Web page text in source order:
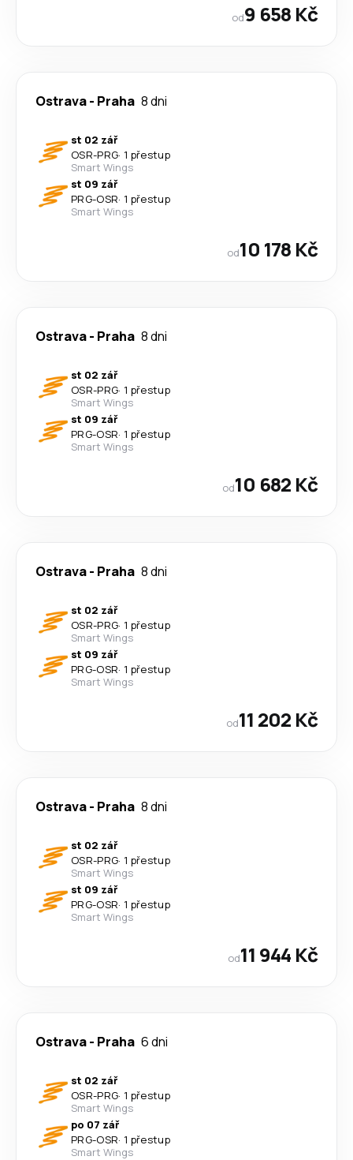
od9 658 Kč
Ostrava- Praha 8 dni
st 02 zář
OSR-PRG· 1 přestup
Smart Wings
st 09 zář
PRG-OSR· 1 přestup
Smart Wings
od10 178 Kč
Ostrava- Praha 8 dni
st 02 zář
OSR-PRG· 1 přestup
Smart Wings
st 09 zář
PRG-OSR· 1 přestup
Smart Wings
od10 682 Kč
Ostrava- Praha 8 dni
st 02 zář
OSR-PRG· 1 přestup
Smart Wings
st 09 zář
PRG-OSR· 1 přestup
Smart Wings
od11 202 Kč
Ostrava- Praha 8 dni
st 02 zář
OSR-PRG· 1 přestup
Smart Wings
st 09 zář
PRG-OSR· 1 přestup
Smart Wings
od11 944 Kč
Ostrava- Praha 6 dni
st 02 zář
OSR-PRG· 1 přestup
Smart Wings
po 07 zář
PRG-OSR· 1 přestup
Smart Wings